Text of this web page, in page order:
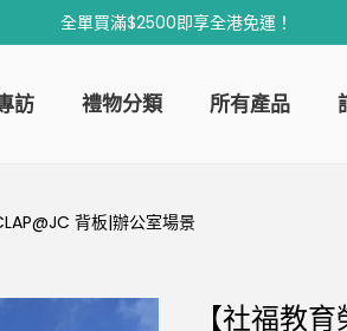
全單買滿$2500即享全港免運！
訪 禮物分類 所有產品
背板|辦公室場景
【社福教